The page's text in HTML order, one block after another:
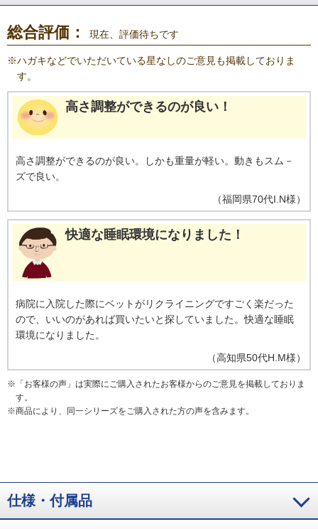
総合評価： 現在、評価待ちです
※ハガキなどでいただいている星なしのご意見も掲載しておりま
す。
高さ調整ができるのが良い！
高さ調整ができるのが良い。しかも重量が軽い。動きもスム－
ズで良い。
（福岡県70代I.N様）
快適な睡眠環境になりました！
病院に入院した際にベットがリクライニングですごく楽だった
ので、いいのがあれば買いたいと探していました。快適な睡眠
環境になりました。
（高知県50代H.M様）
※ 「お客様の声」は実際にご購入されたお客様からのご意見を掲載しておりま
す。
※商品により、同一シリーズをご購入された方の声を含みます。
仕様・付属品